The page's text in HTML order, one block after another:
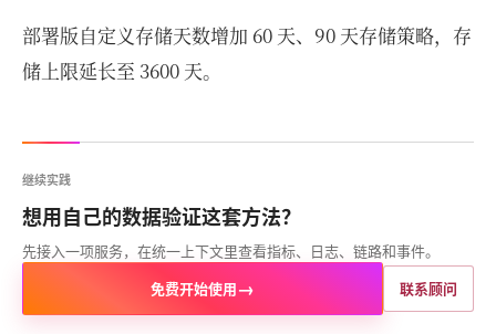
部署版自定义存储天数增加 60 天、90 天存储策略，存
储上限延长至 3600 天。
继续实践
想用自己的数据验证这套方法？
先接入一项服务，在统一上下文里查看指标、日志、链路和事件。
免费开始使用→ 联系顾问